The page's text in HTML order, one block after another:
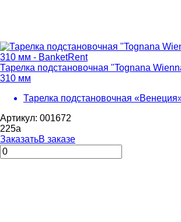
Тарелка подстановочная "Tognana
310 мм
Тарелка подстановочная
Артикул: 001672
225a
ЗаказатьВ заказе